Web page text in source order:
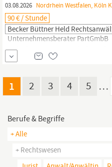
03.08.2026 Nordrhein Westfalen, Köln
90 € / Stunde
Becker Büttner Held
Unternehmensberater PartGmbB
Rechtsberatung,
Unternehmensberatung. All das
Berlin, München,
Köln,
Hamburg,
unsere Mandant:innen vor und
1 2 3 4 5 …
Berufe & Begriffe
+ Alle
+ Rechtswesen